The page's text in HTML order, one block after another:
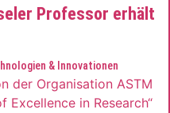
Professor erhält
& Innovationen
der Organisation ASTM
Excellence in Research“